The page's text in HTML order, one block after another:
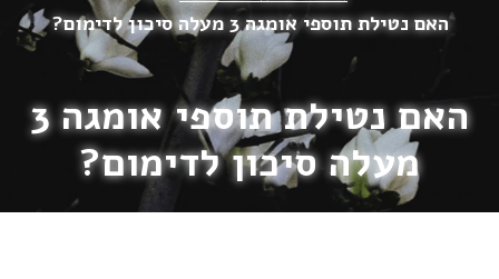
האם נטילת תוספי אומגה 3 מעלה סיכון לדימום?
האם נטילת תוספי אומגה 3
מעלה סיכון לדימום?